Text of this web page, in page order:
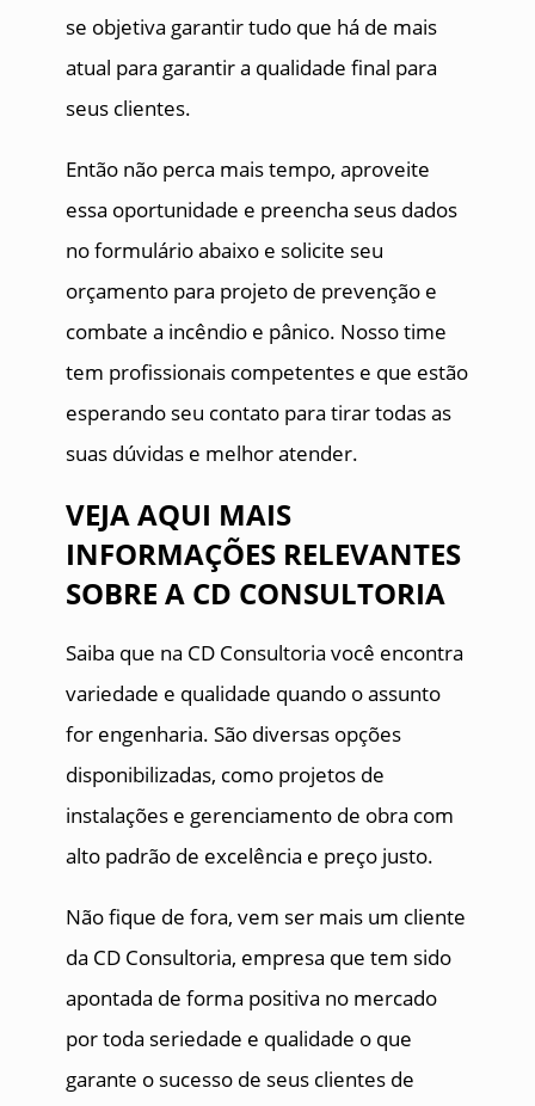
se objetiva garantir tudo que há de mais
atual para garantir a qualidade final para
seus clientes.
Então não perca mais tempo, aproveite
essa oportunidade e preencha seus dados
no formulário abaixo e solicite seu
orçamento para projeto de prevenção e
combate a incêndio e pânico. Nosso time
tem profissionais competentes e que estão
esperando seu contato para tirar todas as
suas dúvidas e melhor atender.
VEJA AQUI MAIS
INFORMAÇÕES RELEVANTES
SOBRE A CD CONSULTORIA
Saiba que na CD Consultoria você encontra
variedade e qualidade quando o assunto
for engenharia. São diversas opções
disponibilizadas, como projetos de
instalações e gerenciamento de obra com
alto padrão de excelência e preço justo.
Não fique de fora, vem ser mais um cliente
da CD Consultoria, empresa que tem sido
apontada de forma positiva no mercado
por toda seriedade e qualidade o que
garante o sucesso de seus clientes de